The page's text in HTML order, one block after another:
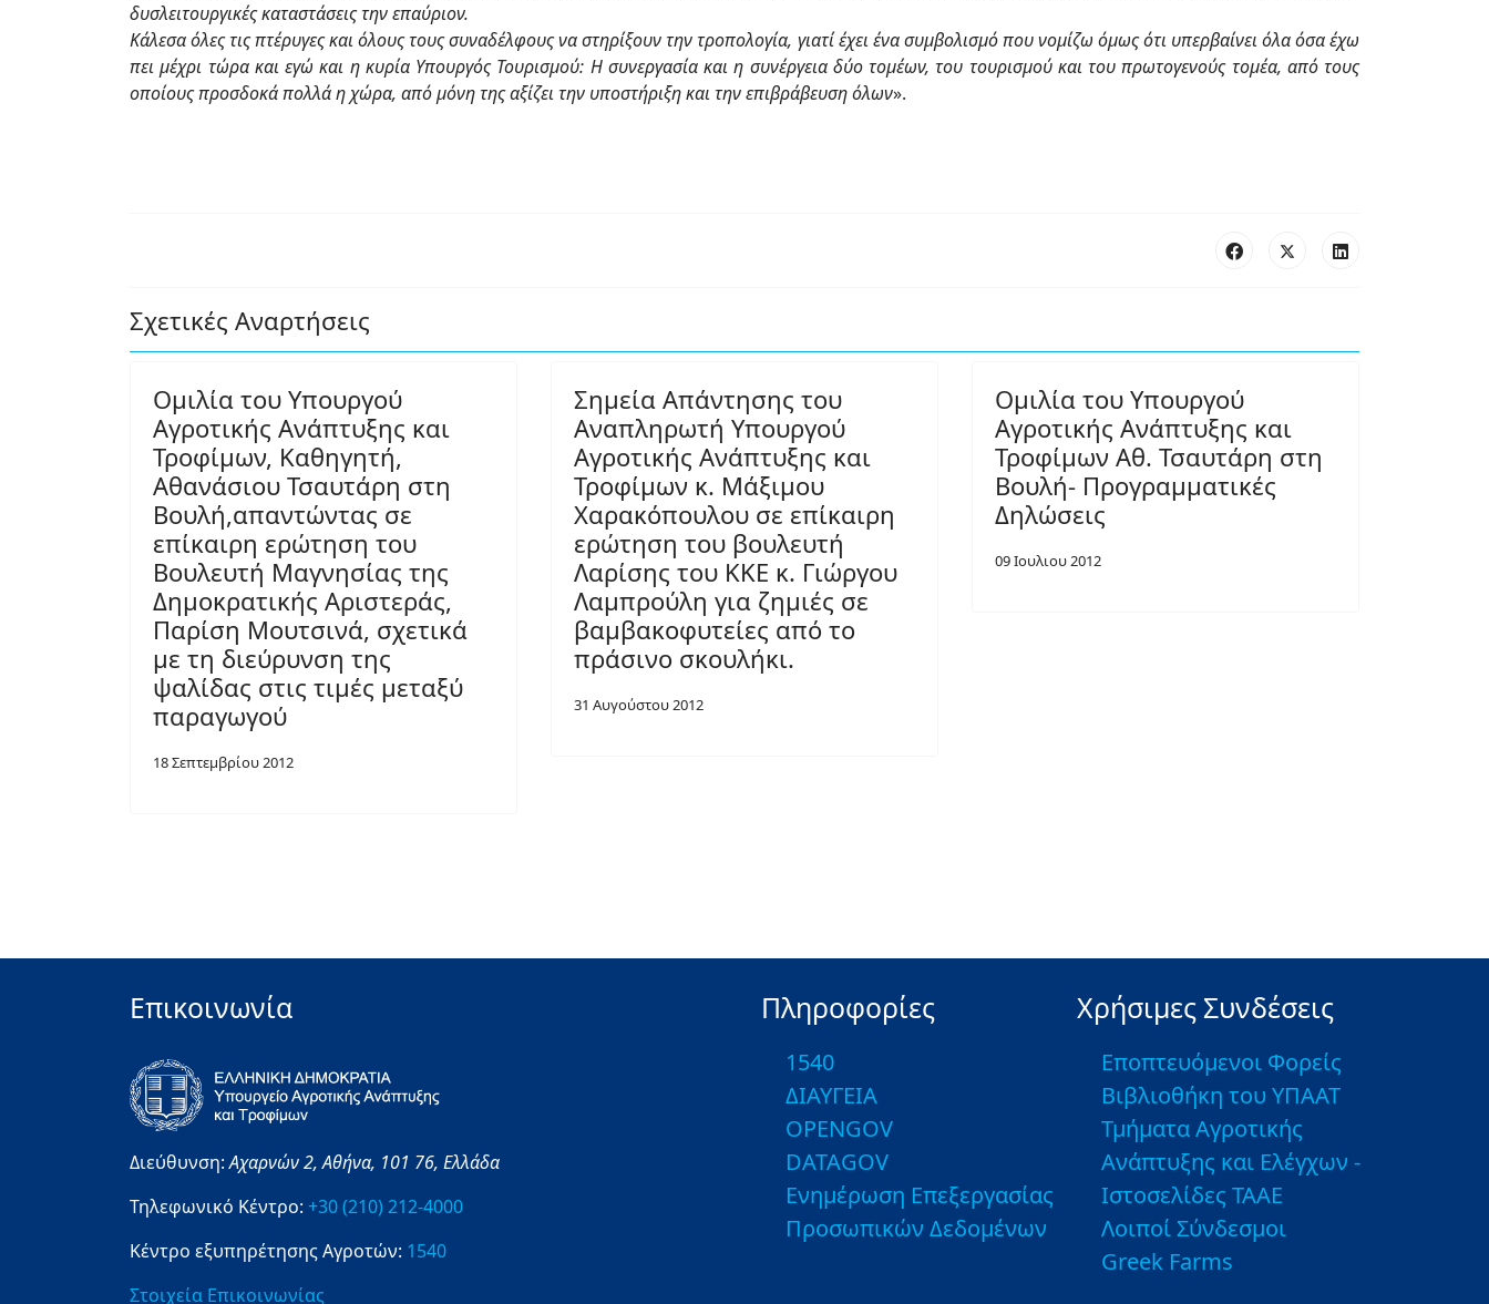
δυσλειτουργικές καταστάσεις την επαύριον.
Κάλεσα όλες τις πτέρυγες και όλους τους συναδέλφους να στηρίξουν την τροπολογία, γιατί έχει ένα συμβολισμό που νομίζω όμως ότι υπερβαίνει όλα όσα έχω
πει μέχρι τώρα και εγώ και η κυρία Υπουργός Τουρισμού: Η συνεργασία και η συνέργεια δύο τομέων, του τουρισμού και του πρωτογενούς τομέα, από τους
οποίους προσδοκά πολλά η χώρα, από μόνη της αξίζει την υποστήριξη και την επιβράβευση όλων».
Σχετικές Αναρτήσεις
Ομιλία του Υπουργού
Αγροτικής Ανάπτυξης και
Τροφίμων, Καθηγητή,
Αθανάσιου Τσαυτάρη στη
Βουλή,απαντώντας σε
επίκαιρη ερώτηση του
Βουλευτή Μαγνησίας της
Δημοκρατικής Αριστεράς,
Παρίση Μουτσινά, σχετικά
με τη διεύρυνση της
ψαλίδας στις τιμές μεταξύ
παραγωγού
18 Σεπτεμβρίου 2012
Σημεία Απάντησης του
Αναπληρωτή Υπουργού
Αγροτικής Ανάπτυξης και
Τροφίμων κ. Μάξιμου
Χαρακόπουλου σε επίκαιρη
ερώτηση του βουλευτή
Λαρίσης του ΚΚΕ κ. Γιώργου
Λαμπρούλη για ζημιές σε
βαμβακοφυτείες από το
πράσινο σκουλήκι.
31 Αυγούστου 2012
Ομιλία του Υπουργού
Αγροτικής Ανάπτυξης και
Τροφίμων Αθ. Τσαυτάρη στη
Βουλή- Προγραμματικές
Δηλώσεις
09 Ιουλιου 2012
Επικοινωνία
Διεύθυνση:Αχαρνών 2,Αθήνα, 101 76, Ελλάδα
Τηλεφωνικό Κέντρο: +30 (210) 212-4000
Κέντρο εξυπηρέτησης Αγροτών: 1540
Στοιχεία Επικοινωνίας
Πληροφορίες
1540
ΔΙΑΥΓΕΙΑ
OPENGOV
DATAGOV
Ενημέρωση Επεξεργασίας
Προσωπικών Δεδομένων
Χρήσιμες Συνδέσεις
Εποπτευόμενοι Φορείς
Βιβλιοθήκη του ΥΠΑΑΤ
Τμήματα Αγροτικής
Ανάπτυξης και Ελέγχων -
Ιστοσελίδες ΤΑΑΕ
Λοιποί Σύνδεσμοι
Greek Farms